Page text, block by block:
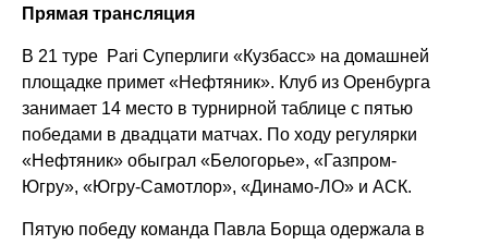
Прямая трансляция
В 21 туре Pari Суперлиги «Кузбасс» на домашней
площадке примет «Нефтяник». Клуб из Оренбурга
занимает 14 место в турнирной таблице с пятью
победами в двадцати матчах. По ходу регулярки
«Нефтяник» обыграл «Белогорье», «Газпром-
Югру», «Югру-Самотлор», «Динамо-ЛО» и АСК.
Пятую победу команда Павла Борща одержала в